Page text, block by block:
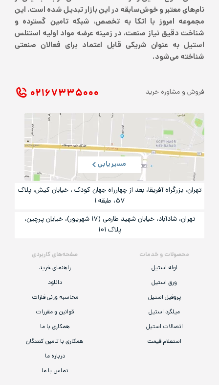
نام‌های معتبر و خوش‌سابقه در این بازار تبدیل شده است. این
مجموعه امروز با اتکا به تخصص، شبکه تامین گسترده و
شناخت دقیق نیاز صنعت، در زمینه عرضه مواد اولیه استنلس
استیل به عنوان شریکی قابل اعتماد برای فعالان صنعتی
شناخته می‌شود.
محصولات و خدمات
لوله استیل
ورق استیل
پروفیل استیل
میلگرد استیل
اتصالات استیل
استعلام قیمت
صفحه‌های کاربردی
راهنمای خرید
دانلود
محاسبه وزنی فلزات
قوانین و مقررات
همکاری با ما
همکاری با تامین کنندگان
درباره ما
تماس با ما
فروش و مشاوره خرید ۰۲۱ ۶۷۳۳۵۰۰۰
مسیریابی
تهران، بزرگراه آفریقا، بعد از چهارراه جهان کودک ، خیابان کیش، پلاک
۵۷، طبقه ۱
تهران، شادآباد، خیابان شهید طارمی (۱۷ شهریور)، خیایان پرچین،
پلاک ۱۰۱